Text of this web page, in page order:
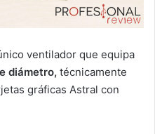
ventilador que equipa
diámetro, técnicamente
gráficas Astral con